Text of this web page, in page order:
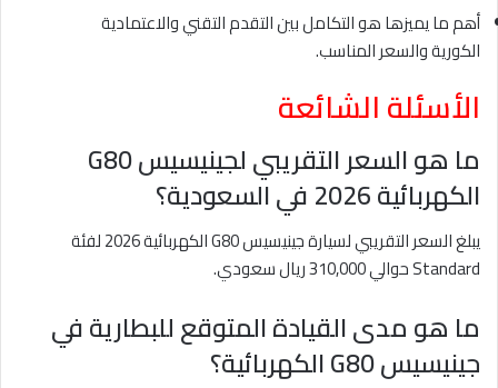
أهم ما يميزها هو التكامل بين التقدم التقني والاعتمادية
الكورية والسعر المناسب.
الأسئلة الشائعة
ما هو السعر التقريبي لجينيسيس G80
الكهربائية 2026 في السعودية؟
يبلغ السعر التقريبي لسيارة جينيسيس G80 الكهربائية 2026 لفئة
Standard حوالي 310,000 ريال سعودي.
ما هو مدى القيادة المتوقع للبطارية في
جينيسيس G80 الكهربائية؟